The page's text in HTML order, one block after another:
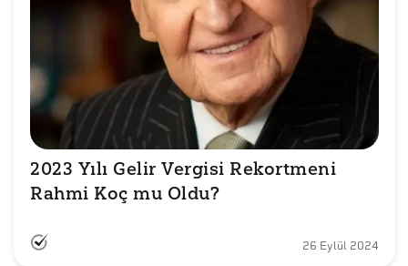
2023 Yılı Gelir Vergisi Rekortmeni
Rahmi Koç mu Oldu?
26 Eylül 2024